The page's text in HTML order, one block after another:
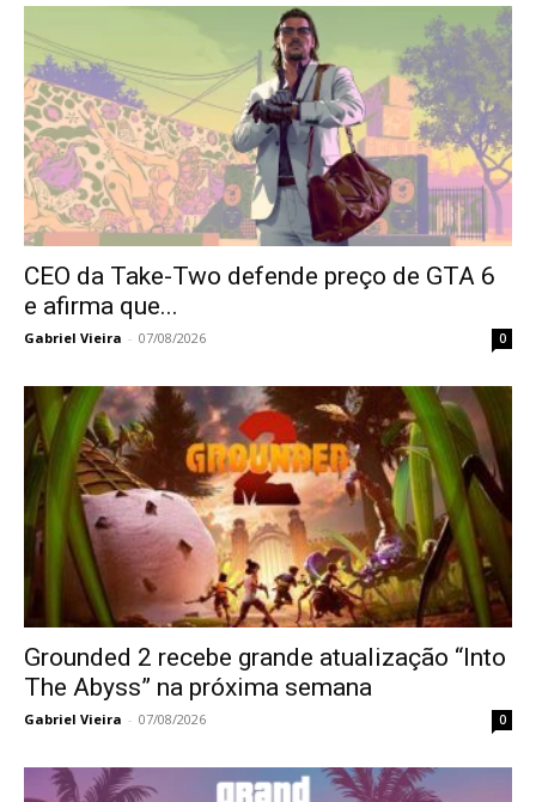
CEO da Take-Two defende preço de GTA 6
e afirma que...
Gabriel Vieira - 07/08/2026 0
Grounded 2 recebe grande atualização “Into
The Abyss” na próxima semana
Gabriel Vieira - 07/08/2026 0